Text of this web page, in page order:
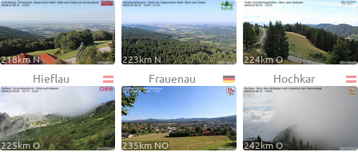
218km N 223km N 224km O
Hieflau
225km O
Frauenau
235km NO
Hochkar
242km O